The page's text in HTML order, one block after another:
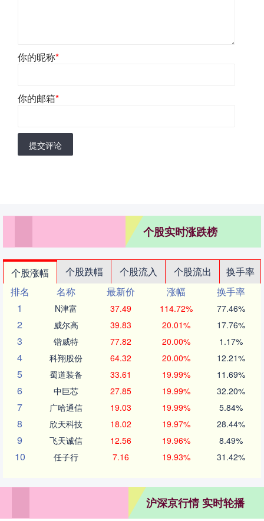
你的昵称*
你的邮箱*
提交评论
个股实时涨跌榜
个股涨幅 个股跌幅 个股流入 个股流出
换手率
排名
名称 最新价 涨幅
换手率
1
N津富 37.49 114.72% 77.46%
2 威尔高 39.83 20.01% 17.76%
3 锴威特 77.82 20.00% 1.17%
4 科翔股份 64.32 20.00% 12.21%
5 蜀道装备 33.61 19.99% 11.69%
6 中巨芯 27.85 19.99% 32.20%
7 广哈通信 19.03 19.99% 5.84%
8 欣天科技 18.02 19.97% 28.44%
9 飞天诚信 12.56 19.96% 8.49%
10 任子行 7.16 19.93% 31.42%
沪深京行情 实时轮播